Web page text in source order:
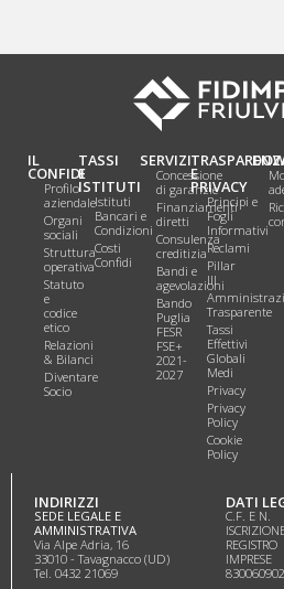
IL
CONFIDI
Profilo
aziendale
Organi
sociali
Struttura
operativa
Statuto
e
codice
etico
Relazioni
& Bilanci
Diventare
Socio
TASSI
E
ISTITUTI
Istituti
Bancari e
Condizioni
Costi
Confidi
SERVIZI
Concessione
di garanzie
Finanziamenti
diretti
Consulenza
creditizia
Bandi e
agevolazioni
Bando
Puglia
FESR
FSE+
2021-
2027
E
PRIVACY
Principi e
Fogli
Informativi
Reclami
Pillar
III
Trasparente
Tassi
Effettivi
Globali
Medi
Privacy
Privacy
Policy
Cookie
Policy
INDIRIZZI
SEDE LEGALE E
AMMINISTRATIVA
Via Alpe Adria, 16
33010 - Tavagnacco (UD)
Tel. 0432 21069
DATI
C.F. E N.
REGISTRO
IMPRESE